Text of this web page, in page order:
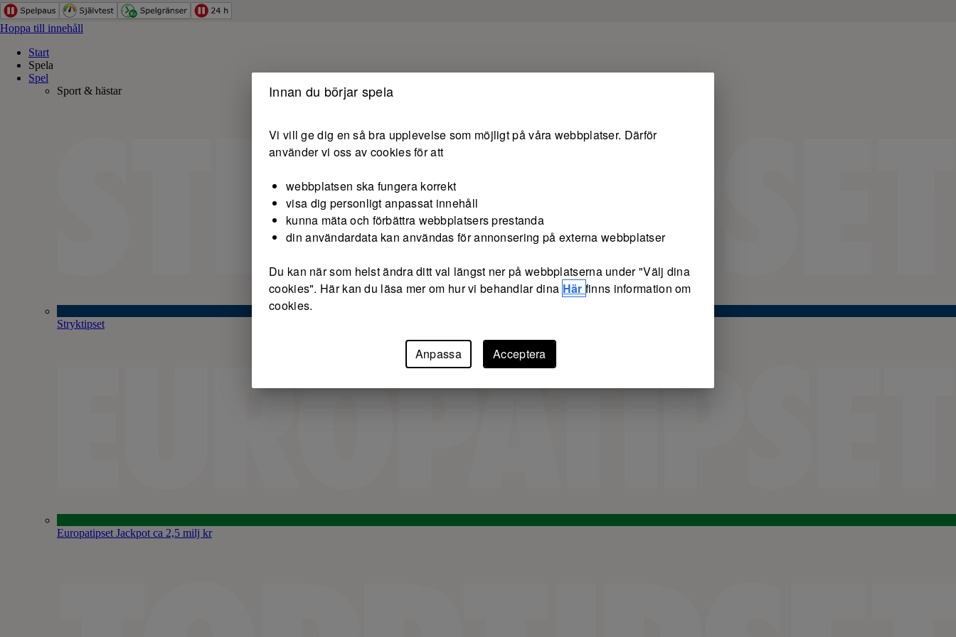
Hoppa till innehåll
Start
Spela
Spel
Sport & hästar
Stryktipset
Europatipset Jackpot ca 2,5 milj kr
Innan du börjar spela
Vi vill ge dig en så bra upplevelse som möjligt på våra webbplatser. Därför
använder vi oss av cookies för att
webbplatsen ska fungera korrekt
visa dig personligt anpassat innehåll
kunna mäta och förbättra webbplatsers prestanda
din användardata kan användas för annonsering på externa webbplatser
Du kan när som helst ändra ditt val längst ner på webbplatserna under "Välj dina
cookies". Här kan du läsa mer om hur vi behandlar dina Här finns information om
cookies.
Anpassa Acceptera